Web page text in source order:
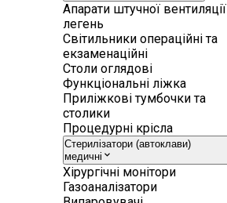
Апарати штучної вентиляції
легень
Світильники операційні та
екзаменаційні
Столи оглядові
Функціональні ліжка
Приліжкові тумбочки та
столики
Процедурні крісла
Стерилізатори (автоклави)
медичні
Хірургічні монітори
Газоаналізатори